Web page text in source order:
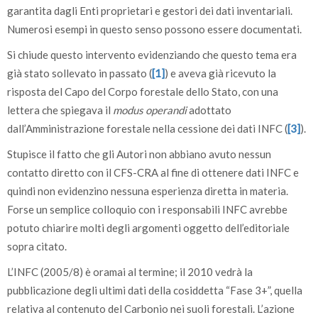
garantita dagli Enti proprietari e gestori dei dati inventariali.
Numerosi esempi in questo senso possono essere documentati.
Si chiude questo intervento evidenziando che questo tema era
già stato sollevato in passato ([1]) e aveva già ricevuto la
risposta del Capo del Corpo forestale dello Stato, con una
lettera che spiegava il modus operandiadottato
dall’Amministrazione forestale nella cessione dei dati INFC ([3]).
Stupisce il fatto che gli Autori non abbiano avuto nessun
contatto diretto con il CFS-CRA al fine di ottenere dati INFC e
quindi non evidenzino nessuna esperienza diretta in materia.
Forse un semplice colloquio con i responsabili INFC avrebbe
potuto chiarire molti degli argomenti oggetto dell’editoriale
sopra citato.
L’INFC (2005/8) è oramai al termine; il 2010 vedrà la
pubblicazione degli ultimi dati della cosiddetta “Fase 3+”, quella
relativa al contenuto del Carbonio nei suoli forestali. L’azione